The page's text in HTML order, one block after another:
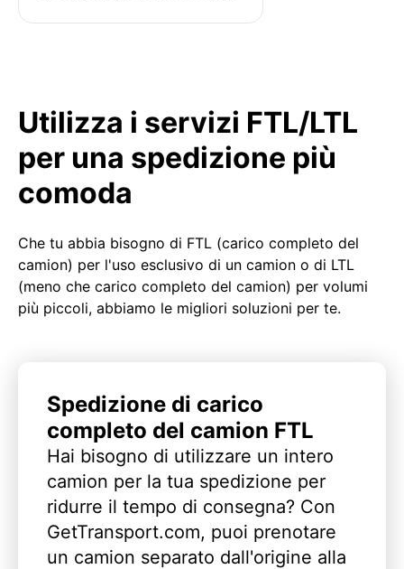
Utilizza i servizi FTL/LTL
per una spedizione più
comoda
Che tu abbia bisogno di FTL (carico completo del
camion) per l'uso esclusivo di un camion o di LTL
(meno che carico completo del camion) per volumi
più piccoli, abbiamo le migliori soluzioni per te.
Spedizione di carico
completo del camion FTL
Hai bisogno di utilizzare un intero
camion per la tua spedizione per
ridurre il tempo di consegna? Con
GetTransport.com, puoi prenotare
un camion separato dall'origine alla